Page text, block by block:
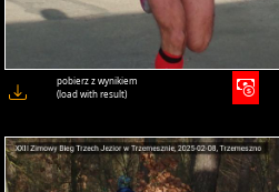
pobierz z wynikiem
(load with result)